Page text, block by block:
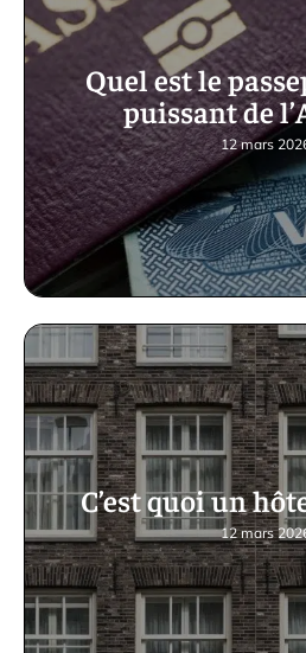
Quel est le
puissant de
12 mars
C’est quoi un
12 mars